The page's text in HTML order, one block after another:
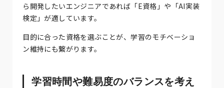
ら開発したいエンジニアであれば「E資格」や「AI実装
検定」が適しています。
目的に合った資格を選ぶことが、学習のモチベーショ
ン維持にも繋がります。
学習時間や難易度のバランスを考え